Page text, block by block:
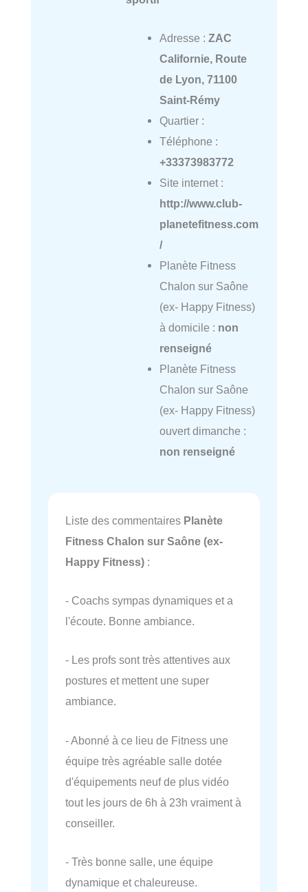
Adresse : ZAC
Californie, Route
de Lyon, 71100
Saint-Rémy
Quartier :
Téléphone :
+33373983772
Site internet :
http://www.club-
planetefitness.com
/
Planète Fitness
Chalon sur Saône
(ex- Happy Fitness)
à domicile : non
renseigné
Planète Fitness
Chalon sur Saône
(ex- Happy Fitness)
ouvert dimanche :
non renseigné
Liste des commentaires Planète
Fitness Chalon sur Saône (ex-
Happy Fitness) :
- Coachs sympas dynamiques et a
l'écoute. Bonne ambiance.
- Les profs sont très attentives aux
postures et mettent une super
ambiance.
- Abonné à ce lieu de Fitness une
équipe très agréable salle dotée
d'équipements neuf de plus vidéo
tout les jours de 6h à 23h vraiment à
conseiller.
- Très bonne salle, une équipe
dynamique et chaleureuse.